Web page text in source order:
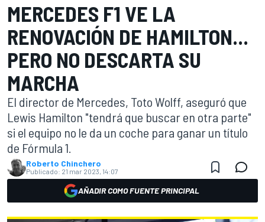
MERCEDES F1 VE LA
RENOVACIÓN DE HAMILTON...
PERO NO DESCARTA SU
MARCHA
El director de Mercedes, Toto Wolff, aseguró que
Lewis Hamilton "tendrá que buscar en otra parte"
si el equipo no le da un coche para ganar un título
de Fórmula 1.
Roberto Chinchero
Publicado: 21 mar 2023, 14:07
AÑADIR COMO FUENTE PRINCIPAL